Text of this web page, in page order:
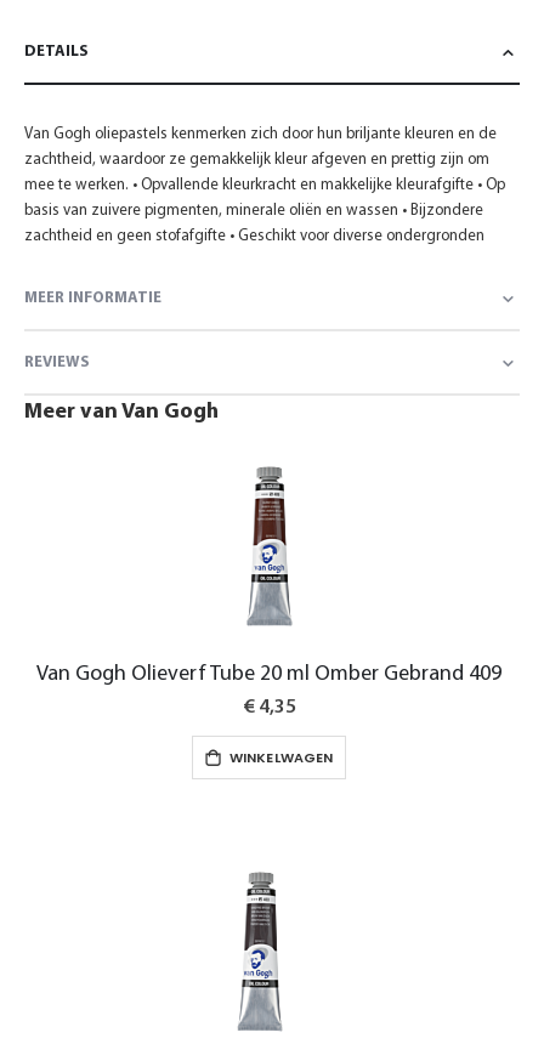
DETAILS
Van Gogh oliepastels kenmerken zich door hun briljante kleuren en de
zachtheid, waardoor ze gemakkelijk kleur afgeven en prettig zijn om
mee te werken. • Opvallende kleurkracht en makkelijke kleurafgifte • Op
basis van zuivere pigmenten, minerale oliën en wassen • Bijzondere
zachtheid en geen stofafgifte • Geschikt voor diverse ondergronden
MEER INFORMATIE
REVIEWS
Meer van Van Gogh
Van Gogh Olieverf Tube 20 ml Omber Gebrand 409
€ 4,35
WINKELWAGEN